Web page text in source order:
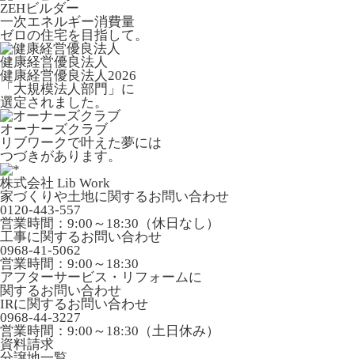
ZEHビルダー
一次エネルギー消費量
ゼロの住宅を目指して。
健康経営優良法人
健康経営優良法人2026
「大規模法人部門」に
選定されました。
オーナーズクラブ
リブワークで叶えた夢には
つづきがあります。
株式会社 Lib Work
家づくりや土地に関するお問い合わせ
0120-443-557
営業時間：9:00～18:30（休日なし）
工事に関するお問い合わせ
0968-41-5062
営業時間：9:00～18:30
アフターサービス・リフォームに
関するお問い合わせ
IRに関するお問い合わせ
0968-44-3227
営業時間：9:00～18:30（土日休み）
資料請求